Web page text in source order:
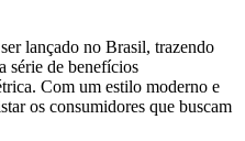
lançado no Brasil, trazendo
série de benefícios
Com um estilo moderno e
os consumidores que buscam